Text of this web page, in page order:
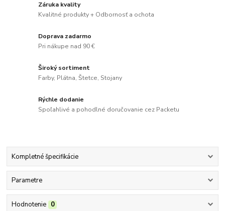
Záruka kvality
Kvalitné produkty + Odbornosť a ochota
Doprava zadarmo
Pri nákupe nad 90 €
Široký sortiment
Farby, Plátna, Štetce, Stojany
Rýchle dodanie
Spoľahlivé a pohodlné doručovanie cez Packetu
Kompletné špecifikácie
Parametre
Hodnotenie 0